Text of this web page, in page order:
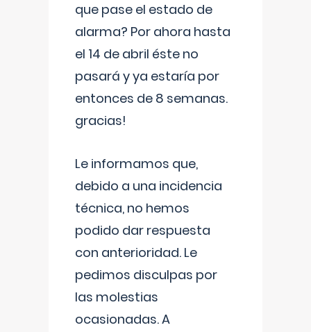
que pase el estado de
alarma? Por ahora hasta
el 14 de abril éste no
pasará y ya estaría por
entonces de 8 semanas.
gracias!
Le informamos que,
debido a una incidencia
técnica, no hemos
podido dar respuesta
con anterioridad. Le
pedimos disculpas por
las molestias
ocasionadas. A